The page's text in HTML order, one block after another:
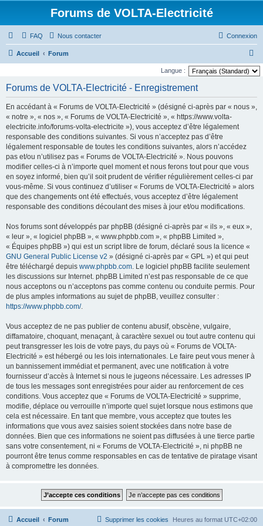
Forums de VOLTA-Electricité
FAQ Nous contacter Connexion
Accueil Forum
e
e
Langue :
Forums de VOLTA-Electricité - Enregistrement
En accédant à « Forums de VOLTA-Electricité » (désigné ci-après par « nous »,
« notre », « nos », « Forums de VOLTA-Electricité », « https://www.volta-
electricite.info/forums-volta-electricite »), vous acceptez d’être légalement
responsable des conditions suivantes. Si vous n’acceptez pas d’être
légalement responsable de toutes les conditions suivantes, alors n’accédez
pas et/ou n’utilisez pas « Forums de VOLTA-Electricité ». Nous pouvons
modifier celles-ci à n’importe quel moment et nous ferons tout pour que vous
en soyez informé, bien qu’il soit prudent de vérifier régulièrement celles-ci par
vous-même. Si vous continuez d’utiliser « Forums de VOLTA-Electricité » alors
que des changements ont été effectués, vous acceptez d’être légalement
responsable des conditions découlant des mises à jour et/ou modifications.
Nos forums sont développés par phpBB (désigné ci-après par « ils », « eux »,
« leur », « logiciel phpBB », « www.phpbb.com », « phpBB Limited »,
« Équipes phpBB ») qui est un script libre de forum, déclaré sous la licence «
GNU General Public License v2 » (désigné ci-après par « GPL ») et qui peut
être téléchargé depuis www.phpbb.com. Le logiciel phpBB facilite seulement
les discussions sur Internet. phpBB Limited n’est pas responsable de ce que
nous acceptons ou n’acceptons pas comme contenu ou conduite permis. Pour
de plus amples informations au sujet de phpBB, veuillez consulter :
https://www.phpbb.com/.
Vous acceptez de ne pas publier de contenu abusif, obscène, vulgaire,
diffamatoire, choquant, menaçant, à caractère sexuel ou tout autre contenu qui
peut transgresser les lois de votre pays, du pays où « Forums de VOLTA-
Electricité » est hébergé ou les lois internationales. Le faire peut vous mener à
un bannissement immédiat et permanent, avec une notification à votre
fournisseur d’accès à Internet si nous le jugeons nécessaire. Les adresses IP
de tous les messages sont enregistrées pour aider au renforcement de ces
conditions. Vous acceptez que « Forums de VOLTA-Electricité » supprime,
modifie, déplace ou verrouille n’importe quel sujet lorsque nous estimons que
cela est nécessaire. En tant que membre, vous acceptez que toutes les
informations que vous avez saisies soient stockées dans notre base de
données. Bien que ces informations ne soient pas diffusées à une tierce partie
sans votre consentement, ni « Forums de VOLTA-Electricité », ni phpBB ne
pourront être tenus comme responsables en cas de tentative de piratage visant
à compromettre les données.
Accueil Forum Heures au format UTC+02:00
Supprimer les cookies